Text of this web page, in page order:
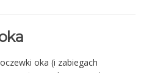
oka (i zabiegach